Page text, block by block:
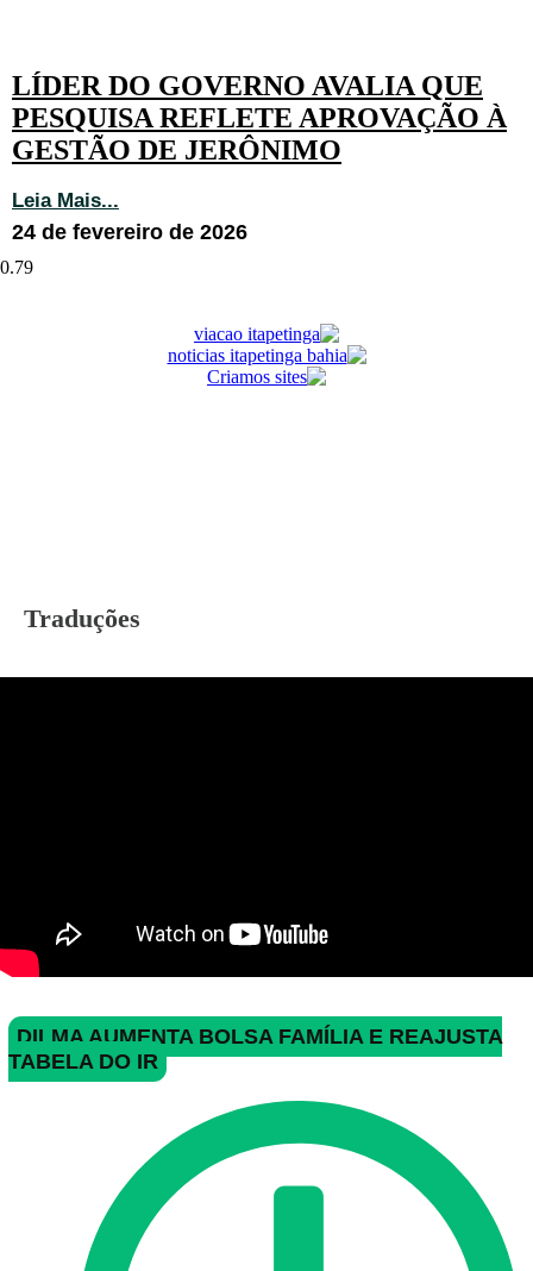
LÍDER DO GOVERNO AVALIA QUE
PESQUISA REFLETE APROVAÇÃO À
GESTÃO DE JERÔNIMO
Leia Mais...
24 de fevereiro de 2026
Traduções
DILMA AUMENTA BOLSA FAMÍLIA E REAJUSTA
TABELA DO IR